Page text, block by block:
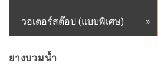
วอเตอร์สต๊อป (แบบพิเศษ)
ยางบวมน้ำ